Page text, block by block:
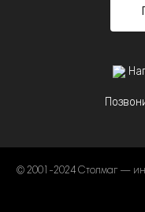
© 2001-2024 Столмаг —